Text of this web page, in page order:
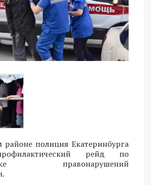
полиция Екатеринбурга
рейд по
правонарушений